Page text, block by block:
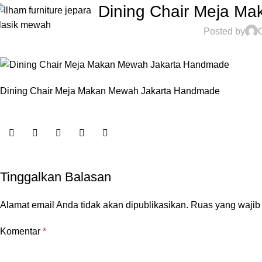
Dining Chair Meja
Posted by
Dining Chair Meja Makan Mewah Jakarta Handmade
Tinggalkan Balasan
Alamat email Anda tidak akan dipublikasikan. Ruas yang
Komentar *